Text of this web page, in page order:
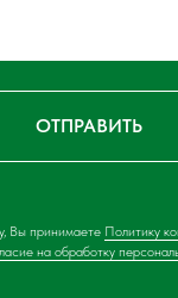
ОТПРАВИТЬ
Вы принимаете Политику
на обработку